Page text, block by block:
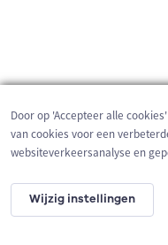
200 m
Door op 'Accepteer alle
van cookies voor een
websiteverkeersanalyse en
Wijzig instellingen